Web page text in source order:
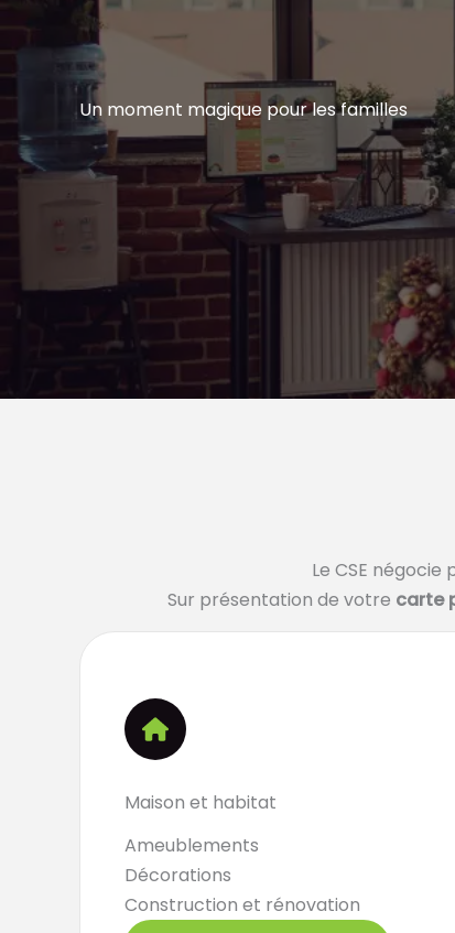
Un moment magique pour les familles
Le CSE
Sur présentation de votre carte
Maison et habitat
Ameublements
Décorations
Construction et rénovation